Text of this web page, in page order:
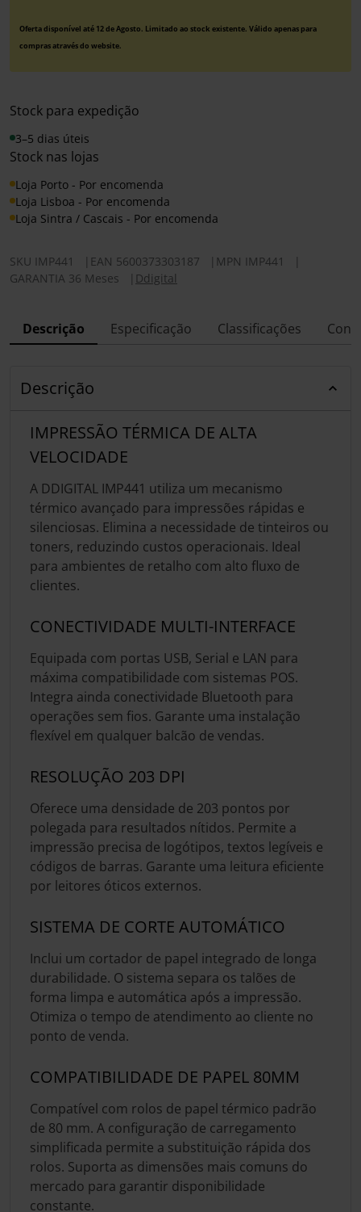
Oferta disponível até 12 de Agosto. Limitado ao stock existente. Válido apenas para
compras através do website.
Stock para expedição
3–5 dias úteis
Stock nas lojas
Loja Porto - Por encomenda
Loja Lisboa - Por encomenda
Loja Sintra / Cascais - Por encomenda
SKU IMP441 EAN 5600373303187 MPN IMP441
GARANTIA 36 Meses
Ddigital
Descrição Especificação Classificações
Descrição
IMPRESSÃO TÉRMICA DE ALTA
VELOCIDADE
A DDIGITAL IMP441 utiliza um mecanismo
térmico avançado para impressões rápidas e
silenciosas. Elimina a necessidade de tinteiros ou
toners, reduzindo custos operacionais. Ideal
para ambientes de retalho com alto fluxo de
clientes.
CONECTIVIDADE MULTI-INTERFACE
Equipada com portas USB, Serial e LAN para
máxima compatibilidade com sistemas POS.
Integra ainda conectividade Bluetooth para
operações sem fios. Garante uma instalação
flexível em qualquer balcão de vendas.
RESOLUÇÃO 203 DPI
Oferece uma densidade de 203 pontos por
polegada para resultados nítidos. Permite a
impressão precisa de logótipos, textos legíveis e
códigos de barras. Garante uma leitura eficiente
por leitores óticos externos.
SISTEMA DE CORTE AUTOMÁTICO
Inclui um cortador de papel integrado de longa
durabilidade. O sistema separa os talões de
forma limpa e automática após a impressão.
Otimiza o tempo de atendimento ao cliente no
ponto de venda.
COMPATIBILIDADE DE PAPEL 80MM
Compatível com rolos de papel térmico padrão
de 80 mm. A configuração de carregamento
simplificada permite a substituição rápida dos
rolos. Suporta as dimensões mais comuns do
mercado para garantir disponibilidade
constante.